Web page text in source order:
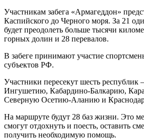
Участникам забега «Армагеддон»
Каспийского до Черного моря. За 21
будет преодолеть больше тысячи
горных долин и 28 перевалов.
В забеге принимают участие
субъектов РФ.
Участники пересекут шесть
Ингушетию, Кабардино-Балкарию,
Северную Осетию-Аланию и
На маршруте будут 28 баз жизни. Это
смогут отдохнуть и поесть, оставить
получить необходимую помощь.